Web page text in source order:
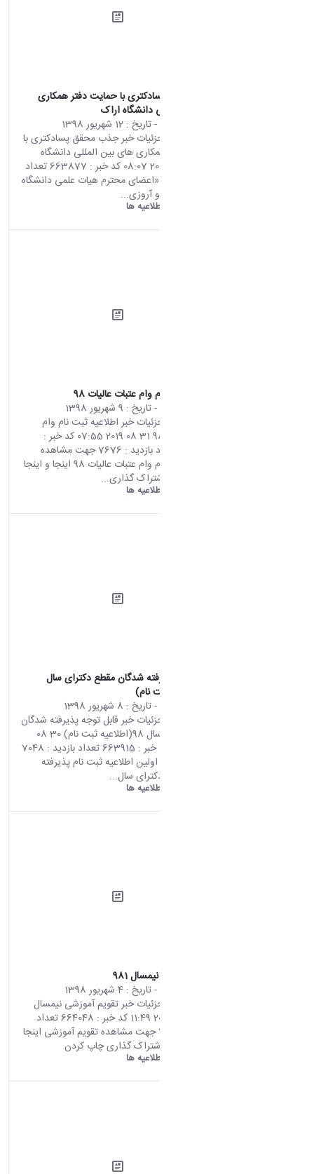
جذب محقق پسادکتری با حمایت دفتر همکاری
های بین المللی دانشگاه اراک
- تاریخ : 12 شهریور 1398
صفحه اصلی جزئیات خبر جذب محقق پسادکتری با
حمایت دفتر همکاری های بین المللی دانشگاه
اراک 03 09 2019 08:07 کد خبر : 663877 تعداد
بازدید : 7431 «اعضای محترم هیات علمی دانشگاه
اراک» با سلام و آروزی...
اطلاعیه ها
اطلاعیه ثبت نام وام عتبات عالیات 98
- تاریخ : 9 شهریور 1398
صفحه اصلی جزئیات خبر اطلاعیه ثبت نام وام
عتبات عالیات 98 31 08 2019 07:55 کد خبر :
663896 تعداد بازدید : 7676 جهت مشاهده
اطلاعیه ثبت نام وام عتبات عالیات 98 اینجا و اینجا
کلیک نمایید اشتراک گذاری...
اطلاعیه ها
قابل توجه پذیرفته شدگان مقطع دکترای سال
- تاریخ : 8 شهریور 1398
صفحه اصلی جزئیات خبر قابل توجه پذیرفته شدگان
مقطع دکترای سال 98(اطلاعیه ثبت نام) 30 08
2019 09:59 کد خبر : 663915 تعداد بازدید : 7048
جهت مشاهده اولین اطلاعیه ثبت نام پذیرفته
شدگان مقطع دکترای سال...
اطلاعیه ها
تقویم آموزشی نیمسال 981
- تاریخ : 4 شهریور 1398
صفحه اصلی جزئیات خبر تقویم آموزشی نیمسال
981 26 08 2019 11:49 کد خبر : 664048 تعداد
بازدید : 7387 جهت مشاهده تقویم آموزشی اینجا
کلیک نمایید. اشتراک گذاری چاپ کردن
اطلاعیه ها